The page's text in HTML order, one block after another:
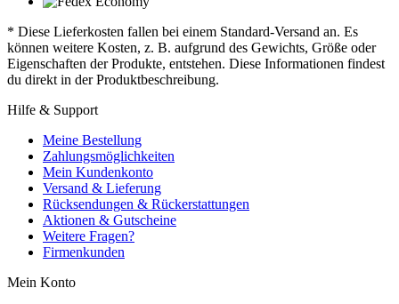
* Diese Lieferkosten fallen bei einem Standard-Versand an. Es
können weitere Kosten, z. B. aufgrund des Gewichts, Größe oder
Eigenschaften der Produkte, entstehen. Diese Informationen findest
du direkt in der Produktbeschreibung.
Hilfe & Support
Meine Bestellung
Zahlungsmöglichkeiten
Mein Kundenkonto
Versand & Lieferung
Rücksendungen & Rückerstattungen
Aktionen & Gutscheine
Weitere Fragen?
Firmenkunden
Mein Konto